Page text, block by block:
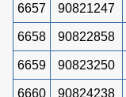
6657 90821247
6658 90822858
6659 90823250
6660 90824238